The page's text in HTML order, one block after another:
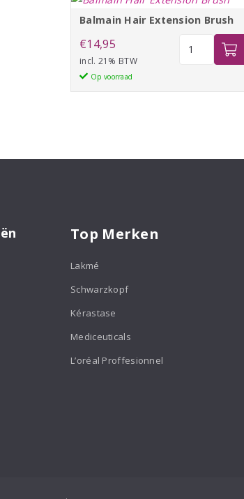
€36,35
Balmain Hair Extension Brush
€14,95
incl. 21% BTW
Op voorraad
Brush
Top Merken
Lakmé
Schwarzkopf
Kérastase
Mediceuticals
L’oréal Proffesionnel